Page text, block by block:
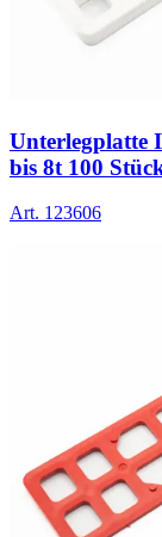
Unterlegplatte
bis 8t 100
Art. 123606